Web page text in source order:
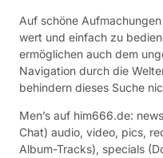
Auf schöne
wert und einfach zu
ermöglichen auch dem
Navigation durch die
behindern dieses Suche
Men’s auf him666.de:
Chat) audio, video, pics,
Album-Tracks), specials